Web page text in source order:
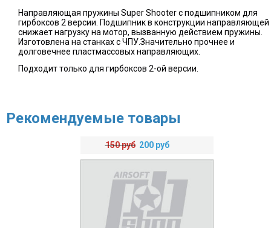
Направляющая пружины Super Shooter с подшипником для
гирбоксов 2 версии. Подшипник в конструкции направляющей
снижает нагрузку на мотор, вызванную действием пружины.
Изготовлена на станках с ЧПУ.Значительно прочнее и
долговечнее пластмассовых направляющих.
Подходит только для гирбоксов 2-ой версии.
Рекомендуемые товары
150руб 200 руб